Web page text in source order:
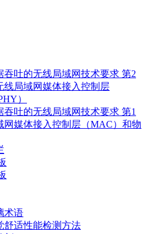
吐的无线局域网技术要求 第2
线局域网媒体接入控制层
）
吐的无线局域网技术要求 第1
网媒体接入控制层（MAC）和物
术语
舒适性能检测方法